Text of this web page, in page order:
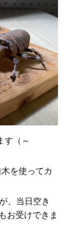
す（～
を使ってカ
、当日空き
お受けできま